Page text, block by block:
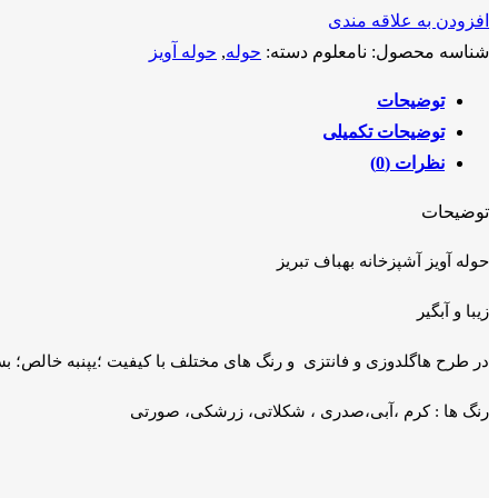
افزودن به علاقه مندی
شناسه محصول: نامعلوم دسته: حوله, حوله آویز
توضیحات
توضیحات تکمیلی
نظرات (0)
توضیحات
حوله آویز آشپزخانه بهباف تبریز
زیبا و آبگیر
در طرح هاگلدوزی و فانتزی و رنگ های مختلف با کیفیت ؛یپنبه خالص؛
رنگ ها : کرم ،آبی،صدری ، شکلاتی، زرشکی، صورتی